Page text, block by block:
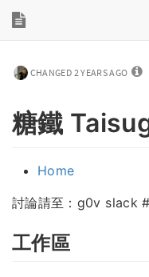
CHANGED 2 YEARS AGO
糖鐵
Home
討論請至：g0v slack
工作區